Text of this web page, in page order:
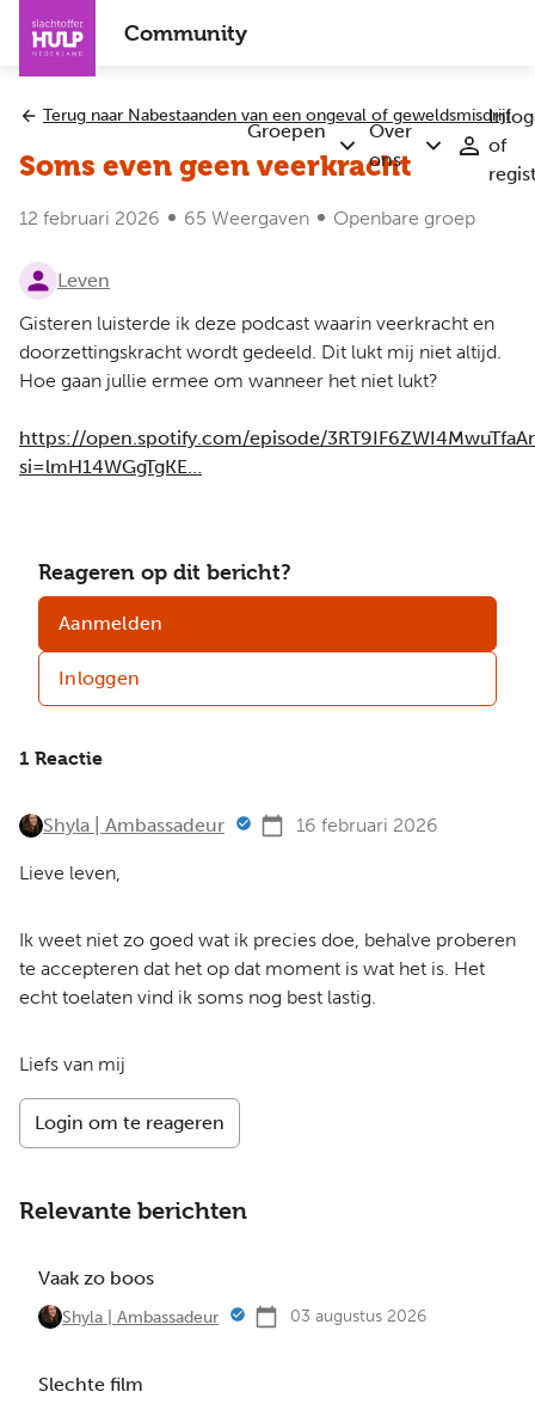
Overslaan
naar
inhoud
gaan
Community
Groepen
Submenu
Groepen
Over
ons
Submenu
of
Terug naar Nabestaanden van een ongeval of geweldsmisdrijf
Soms even geen veerkracht
12 februari 2026 65 Weergaven Openbare groep
Leven
Gisteren luisterde ik deze podcast waarin veerkracht en
doorzettingskracht wordt gedeeld. Dit lukt mij niet altijd.
Hoe gaan jullie ermee om wanneer het niet lukt?
https://open.spotify.com/episode/
si=lmH14WGgTgKE…
Reageren op dit bericht?
Aanmelden
Inloggen
1 Reactie
Shyla | Ambassadeur 16 februari 2026
Lieve leven,
Ik weet niet zo goed wat ik precies doe, behalve proberen
te accepteren dat het op dat moment is wat het is. Het
echt toelaten vind ik soms nog best lastig.
Liefs van mij
Login om te reageren
Relevante berichten
Vaak zo boos
Shyla | Ambassadeur 03 augustus 2026
Slechte film